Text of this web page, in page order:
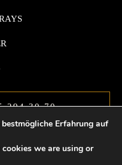
294 30 70
Erfahrung auf
we are using or